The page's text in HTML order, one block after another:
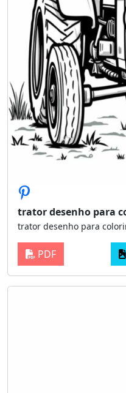
trator desenho para
trator desenho para
PDF